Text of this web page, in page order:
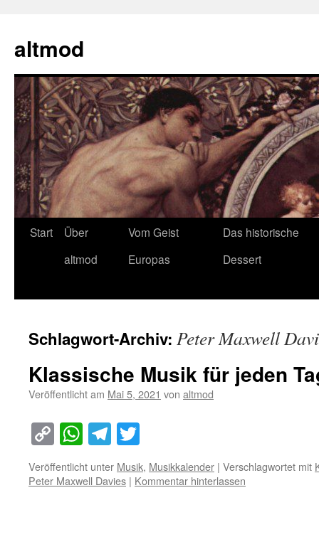
springen
altmod
Start
Über
altmod
Vom Geist
Europas
Das historische
Dessert
Schlagwort-Archiv: Peter Maxwell
Klassische Musik für jeden
Veröffentlicht am Mai 5, 2021 von altmod
Copy
Link
WhatsApp
Telegram
Veröffentlicht unter Musik, Musikkalender | Verschlagwortet mit
Peter Maxwell Davies | Kommentar hinterlassen